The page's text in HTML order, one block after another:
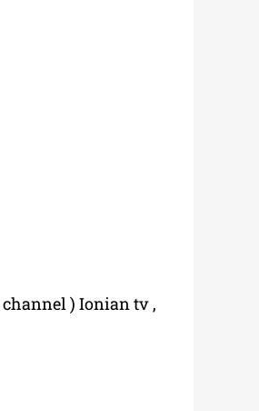
channel) Ioniantv ,